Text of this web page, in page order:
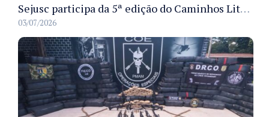
Sejusc participa da 5ª edição do Caminhos Literários com foco na cultura hip-hop nas unidades socioeducativas
03/07/2026